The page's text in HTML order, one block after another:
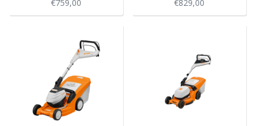
€759,00 €829,00